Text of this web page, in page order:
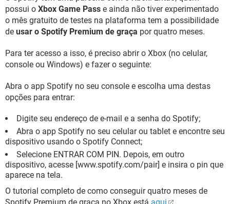
possui o Xbox Game Pass e ainda não tiver experimentado
o mês gratuito de testes na plataforma tem a possibilidade
de usar o Spotify Premium de graça por quatro meses.
Para ter acesso a isso, é preciso abrir o Xbox (no celular,
console ou Windows) e fazer o seguinte:
Abra o app Spotify no seu console e escolha uma destas
opções para entrar:
Digite seu endereço de e-mail e a senha do Spotify;
Abra o app Spotify no seu celular ou tablet e encontre seu
dispositivo usando o Spotify Connect;
Selecione ENTRAR COM PIN. Depois, em outro
dispositivo, acesse [www.spotify.com/pair] e insira o pin que
aparece na tela.
O tutorial completo de como conseguir quatro meses de